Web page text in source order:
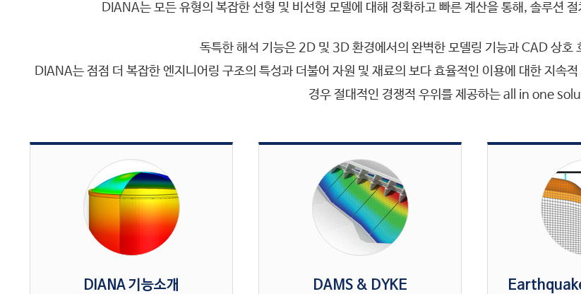
DIANA는 모든 유형의 복잡한 선형 및 비선형 모델에 대해 정확하고 빠른 계산을 통해, 솔루션
독특한 해석 기능은 2D 및 3D 환경에서의 완벽한 모델링 기능과 CAD 상호
DIANA는 점점 더 복잡한 엔지니어링 구조의 특성과 더불어 자원 및 재료의 보다 효율적인 이용에 대한 지속
경우 절대적인 경쟁적 우위를 제공하는 all in one
DIANA 기능소개 DAMS & DYKE